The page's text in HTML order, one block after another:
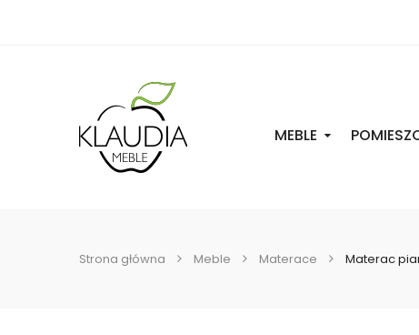
MEBLE
Strona główna Meble Materace Materac